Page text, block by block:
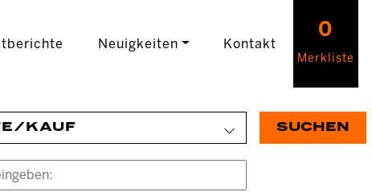
Neuigkeiten Kontakt
0
Merkliste
KAUF SUCHEN